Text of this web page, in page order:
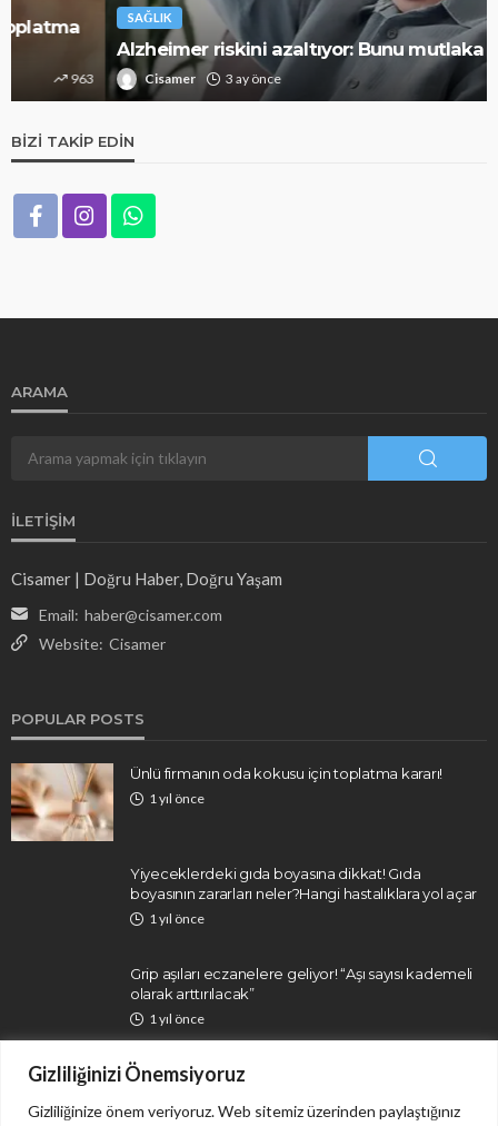
Gizliliğinizi Önemsiyoruz
Gizliliğinize önem veriyoruz. Web sitemiz üzerinden paylaştığınız
Alzheimer riskini azaltıyor: Bunu mutlaka deneyin
Cisamer 3 ay önce
BIZI TAKIP EDIN
ARAMA
İLETIŞIM
Cisamer | Doğru Haber, Doğru Yaşam
Email: haber@cisamer.com
Website: Cisamer
POPULAR POSTS
Ünlü firmanın oda kokusu için toplatma kararı!
1 yıl önce
Yiyeceklerdeki gıda boyasına dikkat! Gıda
boyasının zararları neler?Hangi hastalıklara yol açar
1 yıl önce
Grip aşıları eczanelere geliyor! “Aşı sayısı kademeli
olarak arttırılacak”
1 yıl önce